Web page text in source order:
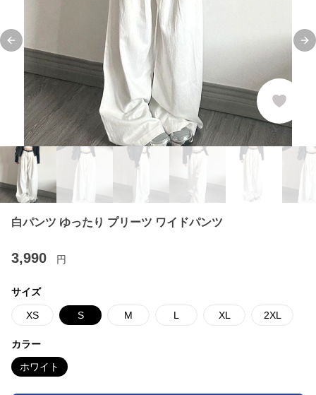
Previous slide
白パンツ ゆったり プリーツ ワイドパンツ
3,990 円
サイズ
XS S M L XL 2XL
カラー
ホワイト